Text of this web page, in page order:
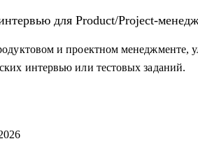
для Product/Project-
и проектном менеджменте,
интервью или тестовых заданий.